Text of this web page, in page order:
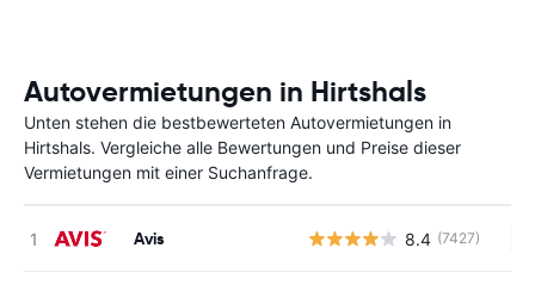
Autovermietungen in Hirtshals
Unten stehen die bestbewerteten Autovermietungen in
Hirtshals. Vergleiche alle Bewertungen und Preise dieser
Vermietungen mit einer Suchanfrage.
Avis 8.4 (7427)